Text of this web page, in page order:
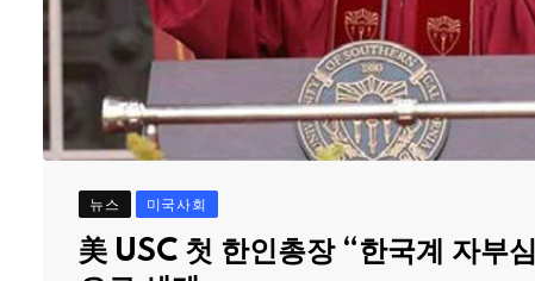
뉴스 미국사회
美 USC 첫 한인총장 “한국계 자부심